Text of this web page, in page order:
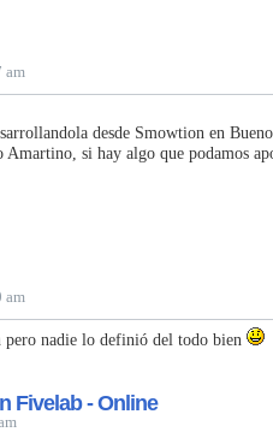
am
desde Smowtion en
si hay algo que podamos
am
pero nadie lo definió del todo bien
Fivelab - Online